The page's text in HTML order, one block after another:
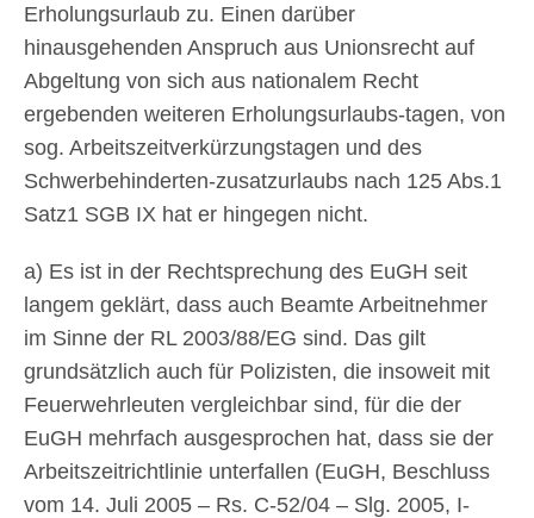
Erholungsurlaub zu. Einen darüber
hinausgehenden Anspruch aus Unionsrecht auf
Abgeltung von sich aus nationalem Recht
ergebenden weiteren Erholungsurlaubs-tagen, von
sog. Arbeitszeitverkürzungstagen und des
Schwerbehinderten-zusatzurlaubs nach 125 Abs.1
Satz1 SGB IX hat er hingegen nicht.
a) Es ist in der Rechtsprechung des EuGH seit
langem geklärt, dass auch Beamte Arbeitnehmer
im Sinne der RL 2003/88/EG sind. Das gilt
grundsätzlich auch für Polizisten, die insoweit mit
Feuerwehrleuten vergleichbar sind, für die der
EuGH mehrfach ausgesprochen hat, dass sie der
Arbeitszeitrichtlinie unterfallen (EuGH, Beschluss
vom 14. Juli 2005 – Rs. C-52/04 – Slg. 2005, I-